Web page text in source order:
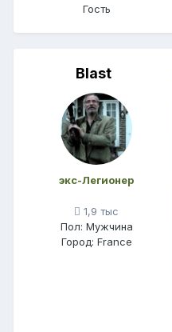
Гость
Blast
экс-Легионер
1,9 тыс
Пол: Мужчина
Город: France